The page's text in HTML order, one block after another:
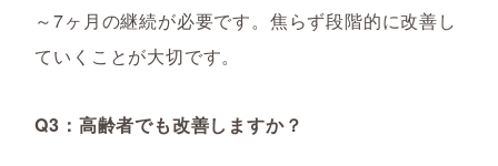
～7ヶ月の継続が必要です。焦らず段階的に改善し
ていくことが大切です。
Q3：高齢者でも改善しますか？